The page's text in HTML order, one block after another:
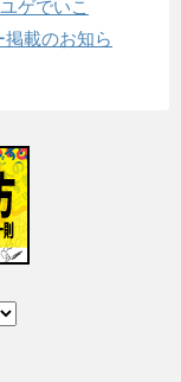
ゲでいこ
載のお知ら